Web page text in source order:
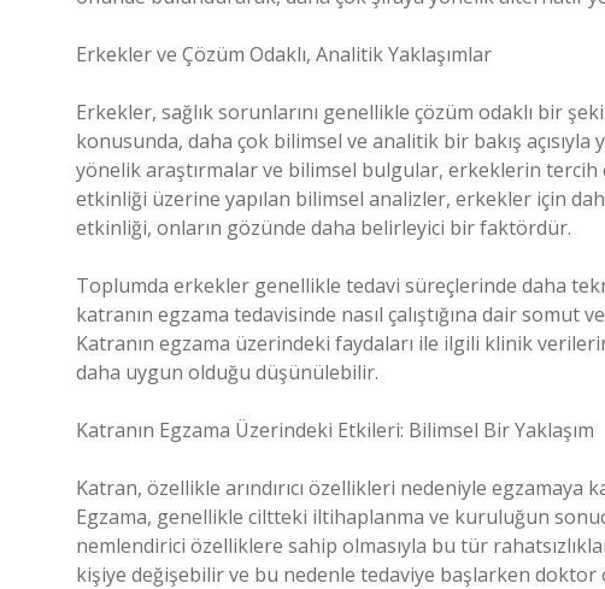
Erkekler ve Çözüm Odaklı, Analitik Yaklaşımlar
Erkekler, sağlık sorunlarını genellikle çözüm odaklı bir
konusunda, daha çok bilimsel ve analitik bir bakış
yönelik araştırmalar ve bilimsel bulgular, erkeklerin
etkinliği üzerine yapılan bilimsel analizler, erkekler için
etkinliği, onların gözünde daha belirleyici bir faktördür.
Toplumda erkekler genellikle tedavi süreçlerinde daha
katranın egzama tedavisinde nasıl çalıştığına dair somut
Katranın egzama üzerindeki faydaları ile ilgili klinik
daha uygun olduğu düşünülebilir.
Katranın Egzama Üzerindeki Etkileri: Bilimsel Bir Yaklaşım
Katran, özellikle arındırıcı özellikleri nedeniyle egzamaya
Egzama, genellikle ciltteki iltihaplanma ve kuruluğun
nemlendirici özelliklere sahip olmasıyla bu tür
kişiye değişebilir ve bu nedenle tedaviye başlarken